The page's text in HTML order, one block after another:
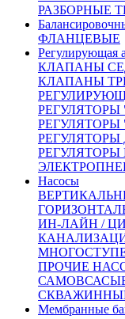
РАЗБОРНЫЕ
ФЛАНЦЕВЫЕ
Регулирующая
КЛАПАНЫ
КЛАПАНЫ
РЕГУЛЯТОРЫ
РЕГУЛЯТОРЫ
Насосы
ИН-ЛАЙН /
ПРОЧИЕ
Мембранные
От 51 765 руб.
(цена с НДС)
Запросить счёт
Другие диаметры:
51765.00Ду20
73646.00Ду50
Ду100126140.00
Характеристики
Доставка и оплата:
Похожие товары:
Описание
Рабочая среда: